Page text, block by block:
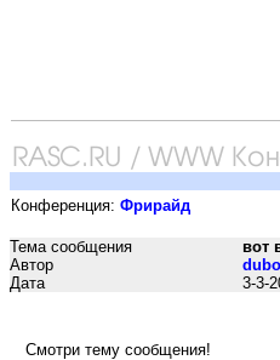
Конференция: Фрирайд
Тема сообщения
вот
Автор
Дата
3-3-
Смотри тему сообщения!